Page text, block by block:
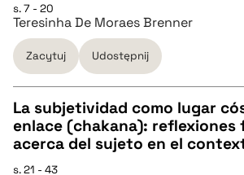
pobierz cytat
BIBTEX
pobierz cytat
s. 7 - 20
Teresinha De Moraes Brenner
Zacytuj Udostępnij
CZYSTY TEKST
La subjetividad como lugar
enlace (chakana): reflexiones
acerca del sujeto en el
s. 21 - 43